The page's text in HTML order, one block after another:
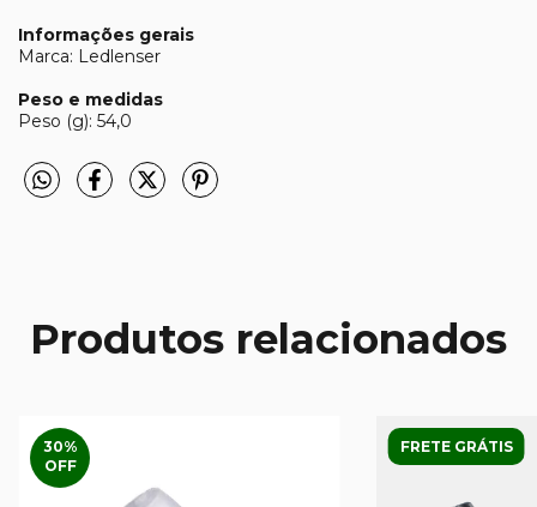
Informações gerais
Marca: Ledlenser
Peso e medidas
Peso (g): 54,0
Produtos relacionados
30%
OFF
FRETE GRÁTIS